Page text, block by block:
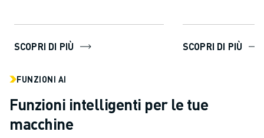
SCOPRI DI PIÙ SCOPRI DI PIÙ
FUNZIONI AI
Funzioni intelligenti per le tue
macchine